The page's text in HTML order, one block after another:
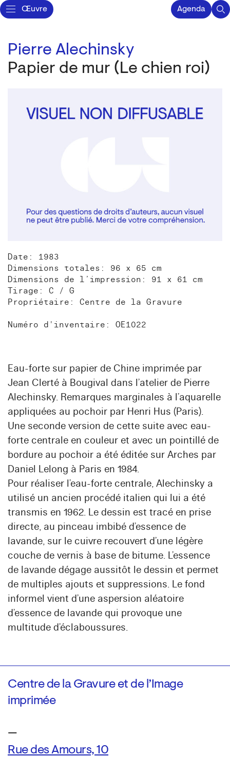
Œuvre Agenda
Pierre Alechinsky
Papier de mur (Le chien roi)
Date: 1983
Dimensions totales: 96 x 65 cm
Dimensions de l’impression: 91 x 61 cm
Tirage: C / G
Propriétaire: Centre de la Gravure
Numéro d'inventaire: OE1022
Eau-forte sur papier de Chine imprimée par
Jean Clerté à Bougival dans l’atelier de Pierre
Alechinsky. Remarques marginales à l’aquarelle
appliquées au pochoir par Henri Hus (Paris).
Une seconde version de cette suite avec eau-
forte centrale en couleur et avec un pointillé de
bordure au pochoir a été éditée sur Arches par
Daniel Lelong à Paris en 1984.
Pour réaliser l’eau-forte centrale, Alechinsky a
utilisé un ancien procédé italien qui lui a été
transmis en 1962. Le dessin est tracé en prise
directe, au pinceau imbibé d’essence de
lavande, sur le cuivre recouvert d’une légère
couche de vernis à base de bitume. L’essence
de lavande dégage aussitôt le dessin et permet
de multiples ajouts et suppressions. Le fond
informel vient d’une aspersion aléatoire
d’essence de lavande qui provoque une
multitude d’éclaboussures.
Centre de la Gravure et de l’Image
imprimée
—
Rue des Amours, 10